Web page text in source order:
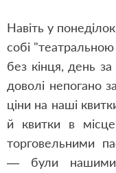
Навіть у
собі
без кінця, день
доволі непогано
ціни на наші
й квитки в
торговельними
— були нашими